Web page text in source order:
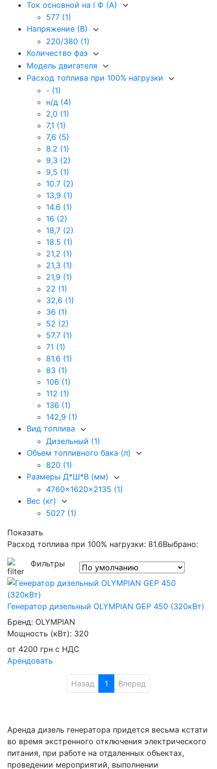
Ток основной на I Ф (А)
577 (1)
Напряжение (В)
220/380 (1)
Количество фаз
Модель двигателя
Расход топлива при 100% нагрузки
- (1)
н/д (4)
2,0 (1)
7,1 (1)
7,6 (5)
8.2 (1)
9,3 (2)
9,5 (1)
10.7 (2)
13,9 (1)
14.6 (1)
16 (2)
18,7 (2)
18.5 (1)
21,2 (1)
21,3 (1)
21,9 (1)
22 (1)
32,6 (1)
36 (1)
52 (2)
57.7 (1)
71 (1)
81.6 (1)
83 (1)
106 (1)
112 (1)
136 (1)
142,9 (1)
Вид топлива
Дизельный (1)
Объем топливного бака (л)
820 (1)
Размеры Д*Ш*В (мм)
4760x1620x2135 (1)
Вес (кг)
5027 (1)
Показать
Расход топлива при 100% нагрузки: 81.6Выбрано:
Фильтры
Генератор дизельный OLYMPIAN GEP 450 (320кВт)
Бренд: OLYMPIAN
Мощность (кВт): 320
от 4200 грн с НДС
Арендовать
Назад 1 Вперед
Аренда дизель генератора придется весьма кстати
во время экстренного отключения электрического
питания, при работе на отдаленных объектах,
проведении мероприятий, выполнении